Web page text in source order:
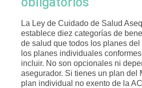
La Ley de Cuidado de Salud
establece diez categorías de
de salud que todos los planes
los planes individuales
incluir. No son opcionales ni
asegurador. Si tienes un plan del
plan individual no exento de la